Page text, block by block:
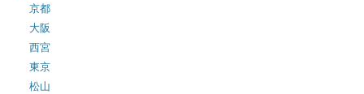
京都
大阪
西宮
東京
松山